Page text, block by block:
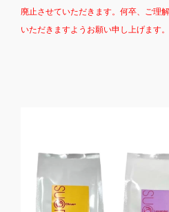
廃止させていただきます。 何卒、ご理解
いただきますようお願い申し上げます。